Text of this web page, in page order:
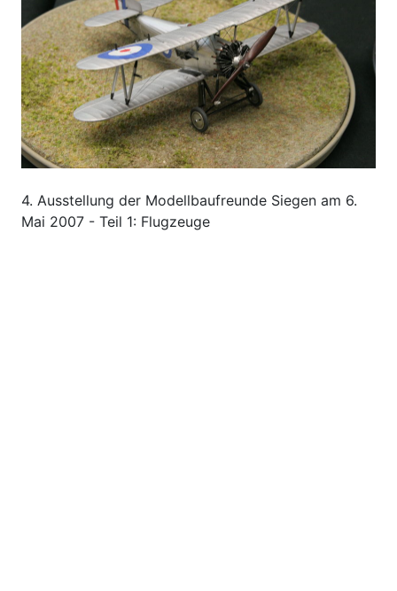
4. Ausstellung der Modellbaufreunde Siegen am 6.
Mai 2007 - Teil 1: Flugzeuge